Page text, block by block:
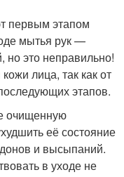
первым этапом
мытья рук —
но это неправильно!
лица, так как от
этапов.
очищенную
её состояние
и высыпаний.
в уходе не